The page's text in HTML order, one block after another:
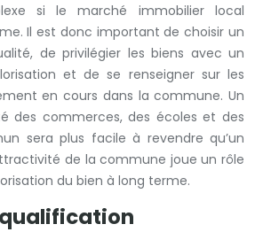
si le marché immobilier local
Il est donc important de choisir un
de privilégier les biens avec un
et de se renseigner sur les
en cours dans la commune. Un
des commerces, des écoles et des
sera plus facile à revendre qu’un
de la commune joue un rôle
du bien à long terme.